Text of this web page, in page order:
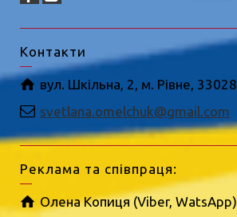
Контакти
вул. Шкільна, 2, м. Рівне, 33028
svetlana.omelchuk@gmail.com
Реклама та співпраця:
Олена Копиця (Viber, WatsApp)